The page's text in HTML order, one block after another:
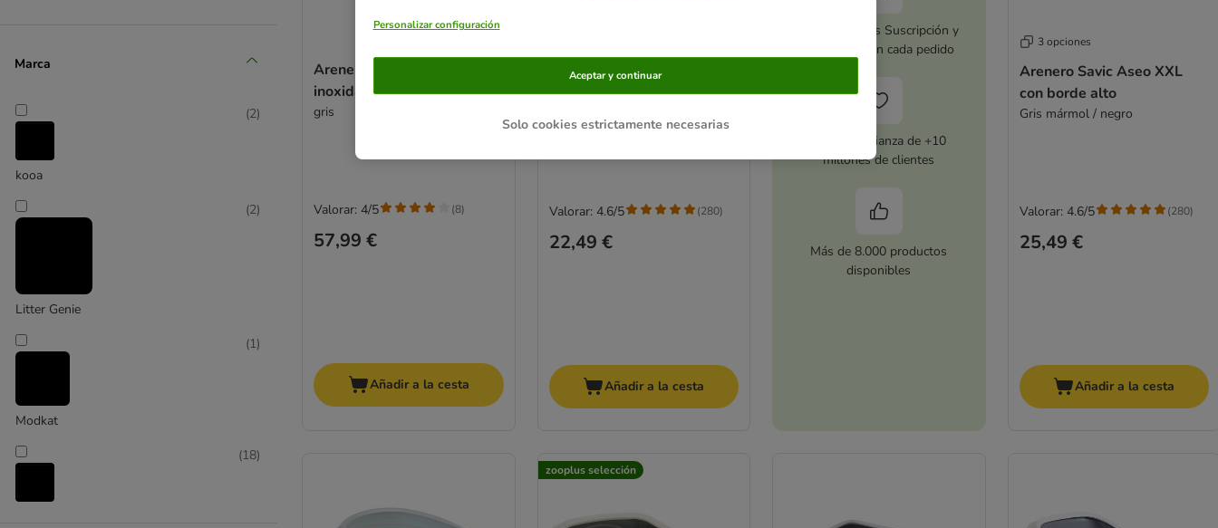
Marca
kooa
(2)
Litter Genie
(2)
Modkat
(1)
(18)
Arenero kooa de acero
inoxidable
gris
57,99 €
Valorar: 4/5 (8)
Añadir a la cesta
Arenero Savic Aseo XXL
con borde alto
22,49 €
Valorar: 4.6/5 (280)
Añadir a la cesta
Activa zooplus Suscripción y
ahorra 5 % en cada pedido
Con la confianza de +10
millones de clientes
Más de 8.000 productos
disponibles
3 opciones
Arenero Savic Aseo XXL
con borde alto
Gris mármol / negro
25,49 €
Valorar: 4.6/5 (280)
Añadir a la cesta
zooplus selección
Personalizar configuración
Solo cookies estrictamente necesarias
Aceptar y continuar